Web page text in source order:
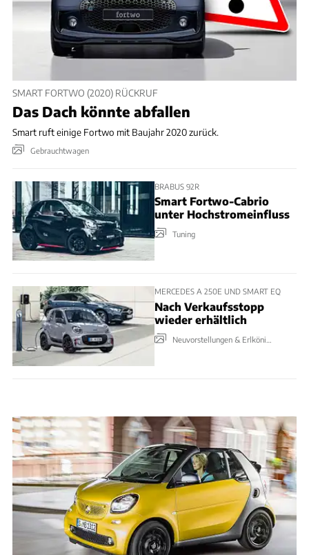
SMART FORTWO (2020) RÜCKRUF
Das Dach könnte abfallen
Smart ruft einige Fortwo mit Baujahr 2020 zurück.
Gebrauchtwagen
BRABUS 92R
Smart Fortwo-Cabrio
unter Hochstromeinfluss
Tuning
MERCEDES A 250E UND SMART EQ
Nach Verkaufsstopp
wieder erhältlich
Neuvorstellungen & Erlkönige